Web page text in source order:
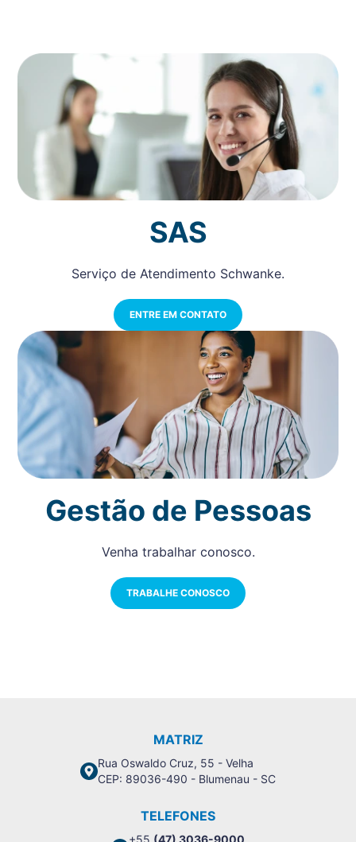
SAS
Serviço de Atendimento Schwanke.
ENTRE EM CONTATO
Gestão de Pessoas
Venha trabalhar conosco.
TRABALHE CONOSCO
MATRIZ
Rua Oswaldo Cruz, 55 - Velha
CEP: 89036-490 - Blumenau - SC
TELEFONES